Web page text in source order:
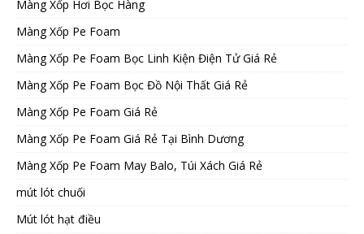
Màng Xốp Hơi Bọc Hàng
Màng Xốp Pe Foam
Màng Xốp Pe Foam Bọc Linh Kiện Điện Tử Giá Rẻ
Màng Xốp Pe Foam Bọc Đồ Nội Thất Giá Rẻ
Màng Xốp Pe Foam Giá Rẻ
Màng Xốp Pe Foam Giá Rẻ Tại Bình Dương
Màng Xốp Pe Foam May Balo, Túi Xách Giá Rẻ
mút lót chuối
Mút lót hạt điều